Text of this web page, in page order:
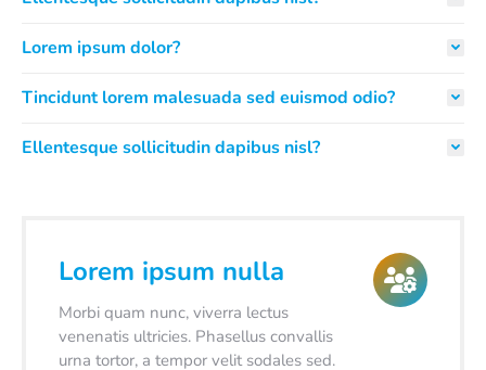
Lorem ipsum dolor?
Tincidunt lorem malesuada sed euismod odio?
Ellentesque sollicitudin dapibus nisl?
Lorem ipsum nulla
Morbi quam nunc, viverra lectus
venenatis ultricies. Phasellus convallis
urna tortor, a tempor velit sodales sed.